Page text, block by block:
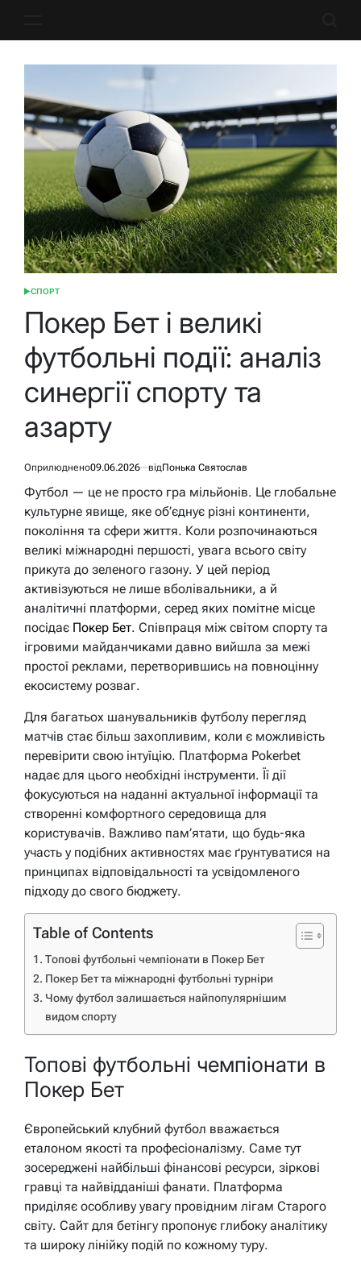
ОПУБЛІКУВАТИ
СПОРТ
Покер Бет і великі
футбольні події: аналіз
синергії спорту та
азарту
Оприлюднено09.06.2026 відПонька Святослав
Футбол — це не просто гра мільйонів. Це глобальне
культурне явище, яке об’єднує різні континенти,
покоління та сфери життя. Коли розпочинаються
великі міжнародні першості, увага всього світу
прикута до зеленого газону. У цей період
активізуються не лише вболівальники, а й
аналітичні платформи, серед яких помітне місце
посідає Покер Бет. Співпраця між світом спорту та
ігровими майданчиками давно вийшла за межі
простої реклами, перетворившись на повноцінну
екосистему розваг.
Для багатьох шанувальників футболу перегляд
матчів стає більш захопливим, коли є можливість
перевірити свою інтуїцію. Платформа Pokerbet
надає для цього необхідні інструменти. Її дії
фокусуються на наданні актуальної інформації та
створенні комфортного середовища для
користувачів. Важливо пам’ятати, що будь-яка
участь у подібних активностях має ґрунтуватися на
принципах відповідальності та усвідомленого
підходу до свого бюджету.
Table of Contents
Топові футбольні чемпіонати в Покер Бет
Покер Бет та міжнародні футбольні турніри
Чому футбол залишається найпопулярнішим
видом спорту
Топові футбольні чемпіонати в
Покер Бет
Європейський клубний футбол вважається
еталоном якості та професіоналізму. Саме тут
зосереджені найбільші фінансові ресурси, зіркові
гравці та найвідданіші фанати. Платформа
приділяє особливу увагу провідним лігам Старого
світу. Сайт для бетінгу пропонує глибоку аналітику
та широку лінійку подій по кожному туру.